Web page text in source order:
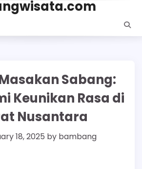
Sabang:
Keunikan Rasa di
Nusantara
18, 2025 by bambang